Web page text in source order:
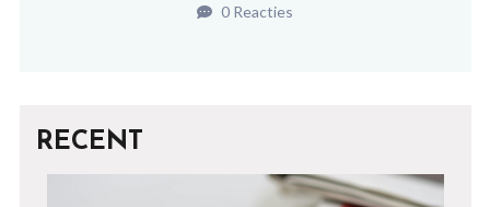
0 Reacties
RECENT